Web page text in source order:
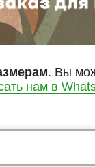
. Вы
нам в